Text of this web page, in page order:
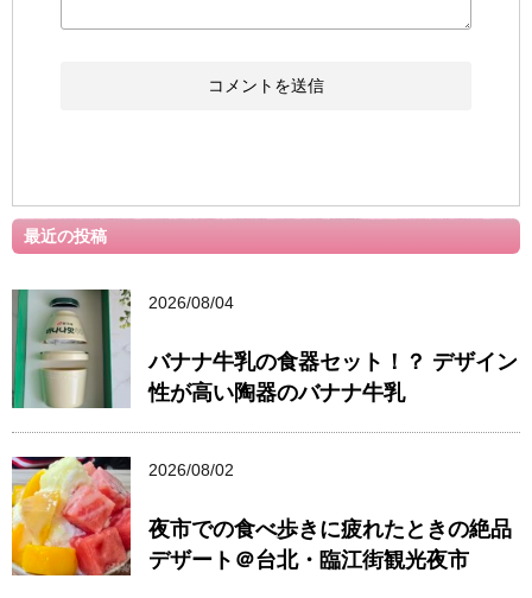
最近の投稿
2026/08/04
バナナ牛乳の食器セット！？ デザイン
性が高い陶器のバナナ牛乳
2026/08/02
夜市での食べ歩きに疲れたときの絶品
デザート＠台北・臨江街観光夜市